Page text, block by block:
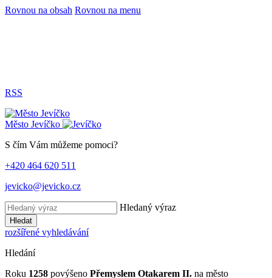
Rovnou na obsah Rovnou na menu
RSS
Město Jevíčko
S čím Vám můžeme pomoci?
+420 464 620 511
jevicko@jevicko.cz
Hledaný výraz
Hledat
rozšířené vyhledávání
Hledání
Roku 1258 povýšeno Přemyslem Otakarem II. na město